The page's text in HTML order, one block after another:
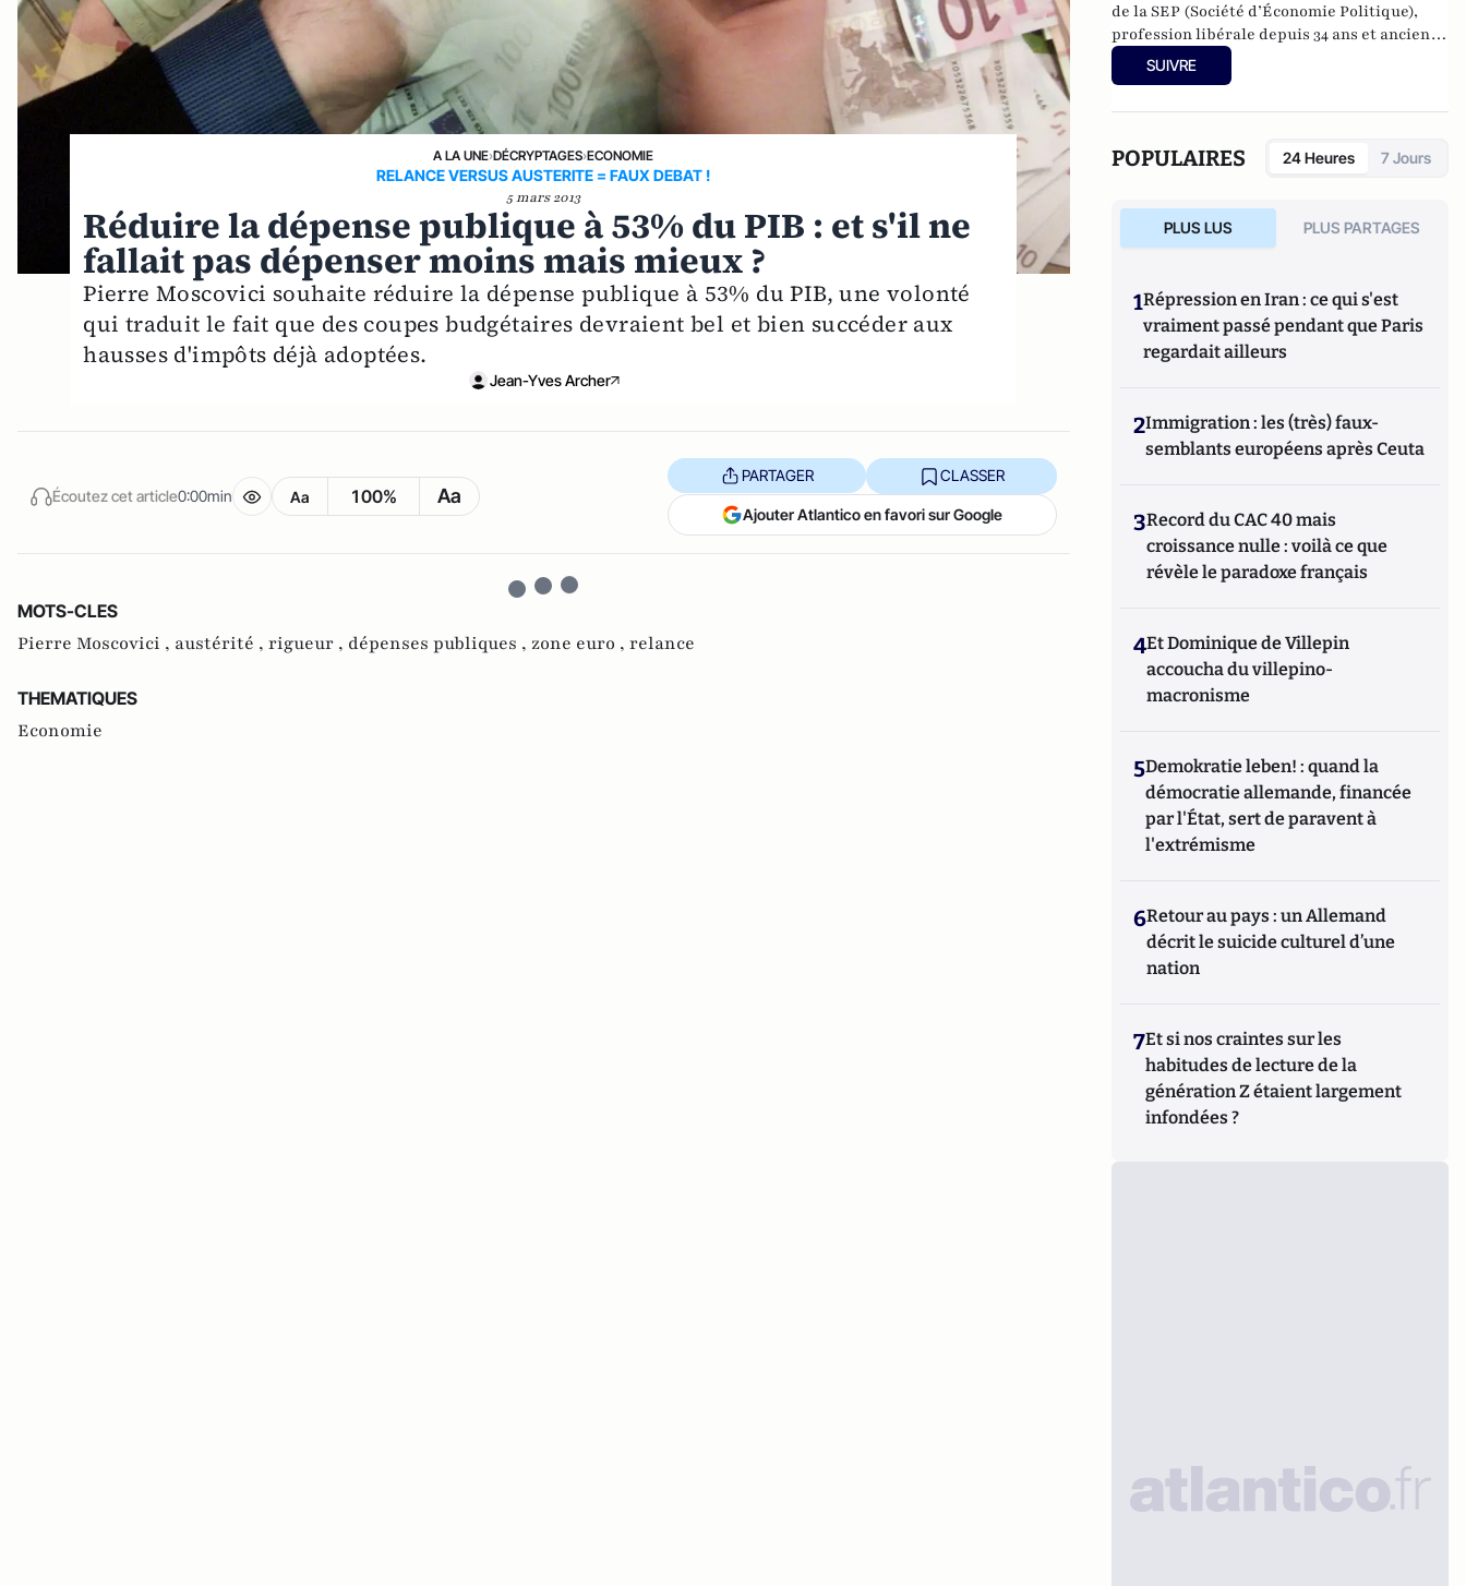
A LA UNE›DÉCRYPTAGES›ECONOMIE
RELANCE VERSUS AUSTERITE = FAUX DEBAT !
5 mars 2013
Réduire la dépense publique à 53% du PIB : et s'il ne
fallait pas dépenser moins mais mieux ?
Pierre Moscovici souhaite réduire la dépense publique à 53% du PIB, une volonté
qui traduit le fait que des coupes budgétaires devraient bel et bien succéder aux
hausses d'impôts déjà adoptées.
Jean-Yves Archer
Écoutez cet article0:00min Aa 100% Aa
PARTAGER CLASSER
Ajouter Atlantico en favori sur Google
MOTS-CLES
Pierre Moscovici , austérité , rigueur , dépenses publiques , zone euro , relance
THEMATIQUES
Economie
de la SEP (Société d’Économie Politique),
profession libérale depuis 34 ans et ancien
de l’ENA
SUIVRE
POPULAIRES 24 Heures 7 Jours
PLUS LUS PLUS PARTAGES
1Répression en Iran : ce qui s'est
vraiment passé pendant que Paris
regardait ailleurs
2Immigration : les (très) faux-
semblants européens après Ceuta
3Record du CAC 40 mais
croissance nulle : voilà ce que
révèle le paradoxe français
4Et Dominique de Villepin
accoucha du villepino-
macronisme
5Demokratie leben! : quand la
démocratie allemande, financée
par l'État, sert de paravent à
l'extrémisme
6Retour au pays : un Allemand
décrit le suicide culturel d’une
nation
7Et si nos craintes sur les
habitudes de lecture de la
génération Z étaient largement
infondées ?